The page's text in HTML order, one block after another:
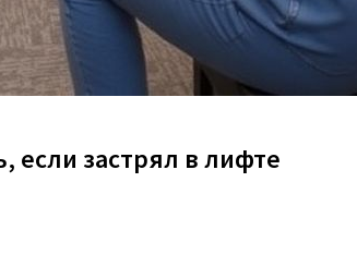
если застрял в лифте